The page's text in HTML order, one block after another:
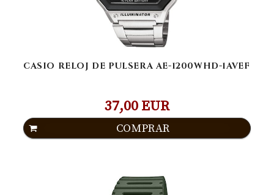
CASIO RELOJ DE PULSERA AE-1200WHD-1AVEF
37,00 EUR
COMPRAR